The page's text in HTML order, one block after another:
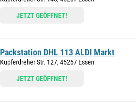
JETZT GEÖFFNET!
Packstation DHL 113 ALDI Markt
Kupferdreher Str. 127, 45257 Essen
JETZT GEÖFFNET!